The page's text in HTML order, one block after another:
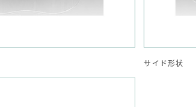
サイド形状